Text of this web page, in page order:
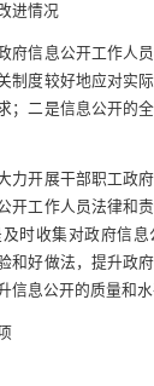
进情况
信息公开工作人员
制度较好地应对实
；二是信息公开的
开展干部职工政府
开工作人员法律和
时收集对政府信
和好做法，提升政
信息公开的质量和水